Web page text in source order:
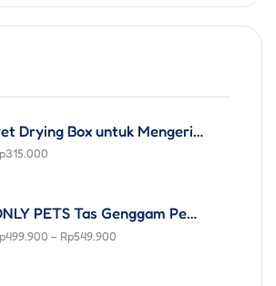
Pet Drying Box untuk Mengeringkan Hewan Anjing Kucing Only Pets Portable
315.000
ONLY PETS Tas Genggam Pembawa Kucing Anjing Bepergian Praktis Travel Portable Hand-held Pet Puffy Carrier Bag for Dogs and Cats
499.900 – Rp549.900